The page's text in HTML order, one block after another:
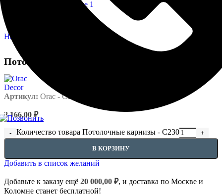
Нажмите, чтобы увеличить
Потолочные карнизы — C230
Артикул: Orac - C230
2 166,00 ₽
Количество товара Потолочные карнизы - C230
В КОРЗИНУ
Добавить в список желаний
Добавьте к заказу ещё 20 000,00 ₽, и доставка по Москве и
Коломне станет бесплатной!